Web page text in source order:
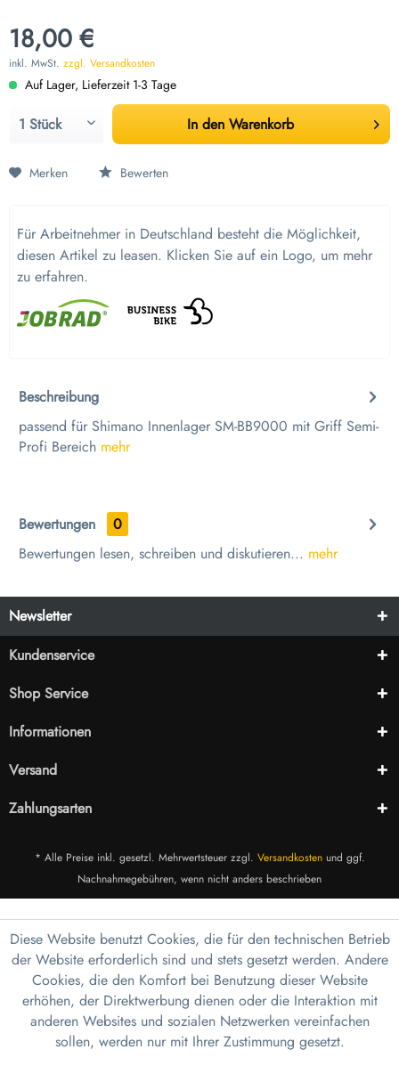
18,00 €
inkl. MwSt. zzgl. Versandkosten
Auf Lager, Lieferzeit 1-3 Tage
In den Warenkorb
Merken Bewerten
Für Arbeitnehmer in Deutschland besteht die Möglichkeit,
diesen Artikel zu leasen. Klicken Sie auf ein Logo, um mehr
zu erfahren.
Beschreibung
passend für Shimano Innenlager SM-BB9000 mit Griff Semi-
Profi Bereich mehr
Bewertungen
0
Bewertungen lesen, schreiben und diskutieren... mehr
Newsletter
Kundenservice
Shop Service
Informationen
Versand
Zahlungsarten
* Alle Preise inkl. gesetzl. Mehrwertsteuer zzgl. Versandkostenund ggf.
Nachnahmegebühren, wenn nicht anders beschrieben
Diese Website benutzt Cookies, die für den technischen Betrieb
der Website erforderlich sind und stets gesetzt werden. Andere
Cookies, die den Komfort bei Benutzung dieser Website
erhöhen, der Direktwerbung dienen oder die Interaktion mit
anderen Websites und sozialen Netzwerken vereinfachen
sollen, werden nur mit Ihrer Zustimmung gesetzt.